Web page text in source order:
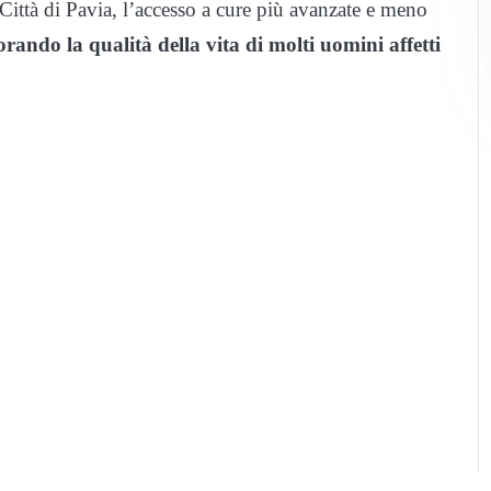
di Pavia, l’accesso a cure più avanzate e meno
la qualità della vita di molti uomini affetti